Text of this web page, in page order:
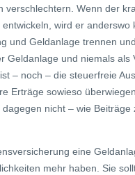
Wenn der
wird er anderswo
und Geldanlage trennen
Geldanlage und niemals
– noch – die steuerfreie
Erträge sowieso
nicht – wie
eine
mehr haben. Sie